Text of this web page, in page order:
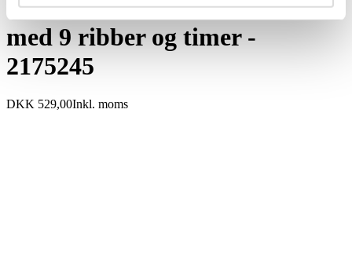
GRIPO olieradiator 2000W
med 9 ribber og timer -
2175245
DKK 529,00Inkl. moms